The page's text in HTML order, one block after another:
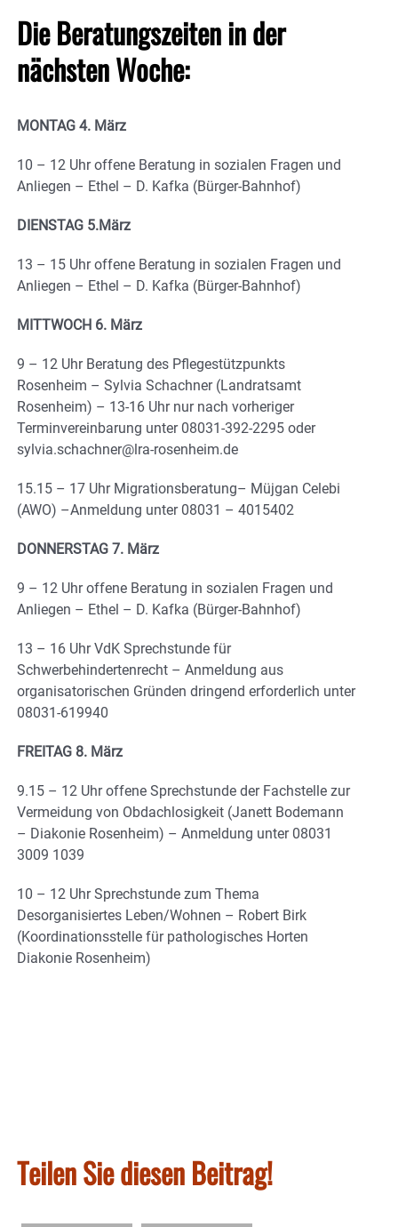
Die Beratungszeiten in der
nächsten Woche:
MONTAG 4. März
10 – 12 Uhr offene Beratung in sozialen Fragen und
Anliegen – Ethel – D. Kafka (Bürger-Bahnhof)
DIENSTAG 5.März
13 – 15 Uhr offene Beratung in sozialen Fragen und
Anliegen – Ethel – D. Kafka (Bürger-Bahnhof)
MITTWOCH 6. März
9 – 12 Uhr Beratung des Pflegestützpunkts
Rosenheim – Sylvia Schachner (Landratsamt
Rosenheim) – 13-16 Uhr nur nach vorheriger
Terminvereinbarung unter 08031-392-2295 oder
sylvia.schachner@lra-rosenheim.de
15.15 – 17 Uhr Migrationsberatung– Müjgan Celebi
(AWO) –Anmeldung unter 08031 – 4015402
DONNERSTAG 7. März
9 – 12 Uhr offene Beratung in sozialen Fragen und
Anliegen – Ethel – D. Kafka (Bürger-Bahnhof)
13 – 16 Uhr VdK Sprechstunde für
Schwerbehindertenrecht – Anmeldung aus
organisatorischen Gründen dringend erforderlich unter
08031-619940
FREITAG 8. März
9.15 – 12 Uhr offene Sprechstunde der Fachstelle zur
Vermeidung von Obdachlosigkeit (Janett Bodemann
– Diakonie Rosenheim) – Anmeldung unter 08031
3009 1039
10 – 12 Uhr Sprechstunde zum Thema
Desorganisiertes Leben/Wohnen – Robert Birk
(Koordinationsstelle für pathologisches Horten
Diakonie Rosenheim)
Teilen Sie diesen Beitrag!